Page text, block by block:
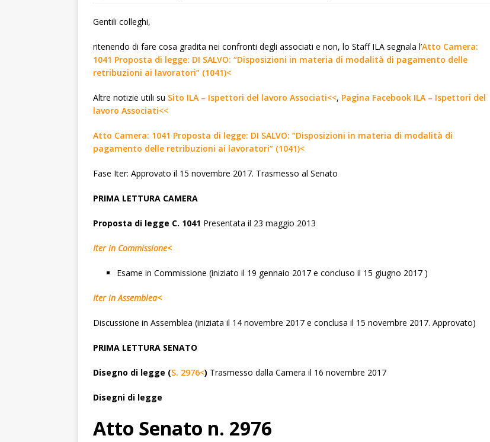
Gentili colleghi,
ritenendo di fare cosa gradita nei confronti degli associati e non, lo Staff ILA segnala l’Atto Camera:
1041 Proposta di legge: DI SALVO: “Disposizioni in materia di modalità di pagamento delle
retribuzioni ai lavoratori” (1041)<
Altre notizie utili su Sito ILA – Ispettori del lavoro Associati<<, Pagina Facebook ILA – Ispettori del
lavoro Associati<<
Atto Camera: 1041 Proposta di legge: DI SALVO: “Disposizioni in materia di modalità di
pagamento delle retribuzioni ai lavoratori” (1041)<
Fase Iter: Approvato il 15 novembre 2017. Trasmesso al Senato
PRIMA LETTURA CAMERA
Proposta di legge C. 1041 Presentata il 23 maggio 2013
Iter in Commissione<
Esame in Commissione (iniziato il 19 gennaio 2017 e concluso il 15 giugno 2017 )
Iter in Assemblea<
Discussione in Assemblea (iniziata il 14 novembre 2017 e conclusa il 15 novembre 2017. Approvato)
PRIMA LETTURA SENATO
Disegno di legge (S. 2976<) Trasmesso dalla Camera il 16 novembre 2017
Disegni di legge
Atto Senato n. 2976